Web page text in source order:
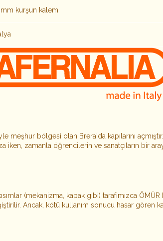
kurşun kalem
meşhur bölgesi olan Brera'da kapılarını
iken, zamanla öğrencilerin ve sanatçıların bir
(mekanizma, kapak gibi) tarafımızca ÖMÜR
Ancak, kötü kullanım sonucu hasar gören